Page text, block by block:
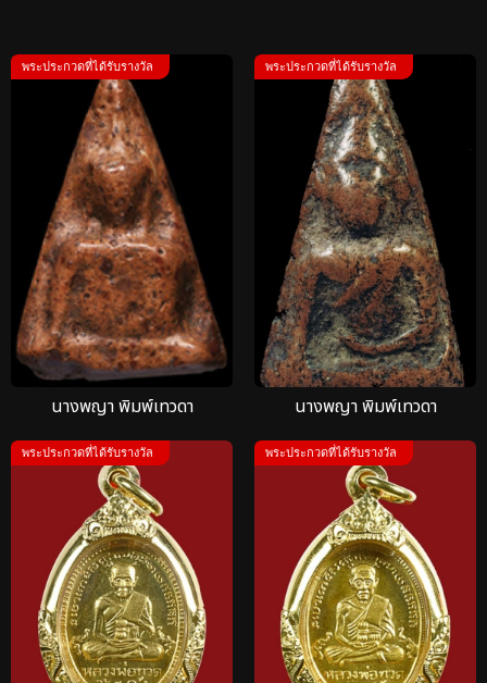
พระประกวดที่ได้รับรางวัล
นางพญา พิมพ์เทวดา
พระประกวดที่ได้รับรางวัล
นางพญา พิมพ์เทวดา
พระประกวดที่ได้รับรางวัล พระประกวดที่ได้รับรางวัล